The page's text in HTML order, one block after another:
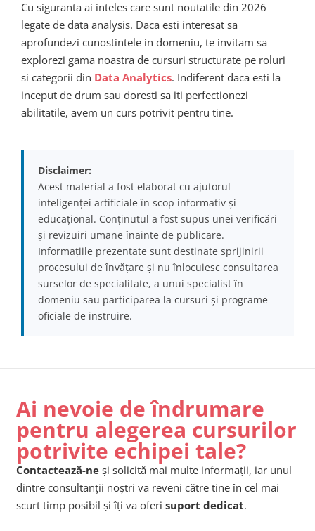
Cu siguranta ai inteles care sunt noutatile din 2026
legate de data analysis. Daca esti interesat sa
aprofundezi cunostintele in domeniu, te invitam sa
explorezi gama noastra de cursuri structurate pe roluri
si categorii din Data Analytics. Indiferent daca esti la
inceput de drum sau doresti sa iti perfectionezi
abilitatile, avem un curs potrivit pentru tine.
Disclaimer:
Acest material a fost elaborat cu ajutorul
inteligenței artificiale în scop informativ și
educațional. Conținutul a fost supus unei verificări
și revizuiri umane înainte de publicare.
Informațiile prezentate sunt destinate sprijinirii
procesului de învățare și nu înlocuiesc consultarea
surselor de specialitate, a unui specialist în
domeniu sau participarea la cursuri și programe
oficiale de instruire.
Ai nevoie de îndrumare
pentru alegerea cursurilor
potrivite echipei tale?
Contactează-ne și solicită mai multe informații, iar unul
dintre consultanții noștri va reveni către tine în cel mai
scurt timp posibil și îți va oferi suport dedicat.